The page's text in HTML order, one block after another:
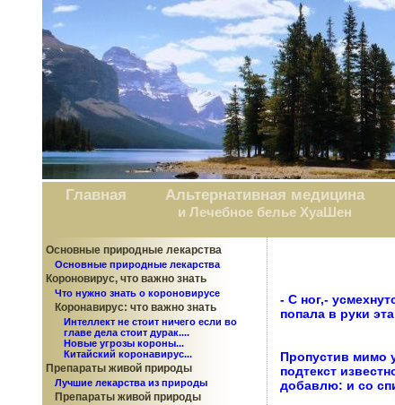
Главная Альтернативная медицина
и Лечебное белье ХуаШен
Основные природные лекарства
Основные природные лекарства
Короновирус, что важно знать
Что нужно знать о короновирусе
Коронавирус: что важно знать
Интеллект не стоит ничего если во
главе дела стоит дурак....
Новые угрозы короны...
Китайский коронавирус...
Препараты живой природы
Лучшие лекарства из природы
Препараты живой природы
- С ног,-
попала в руки эта
Пропустив мимо
подтекст
добавлю: и со